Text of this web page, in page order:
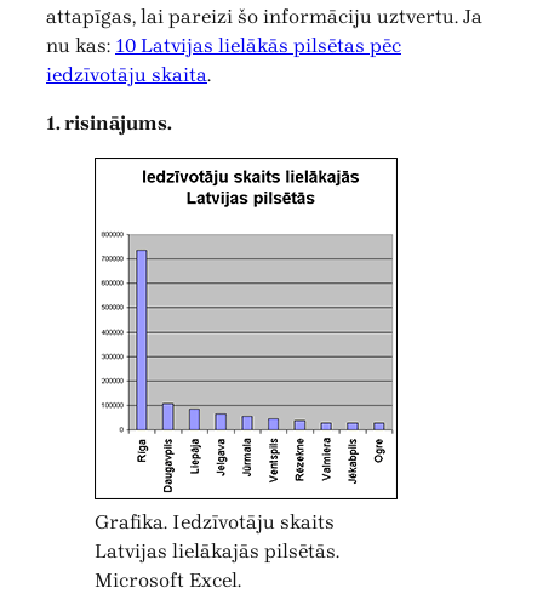
attapīgas, lai pareizi šo informāciju uztvertu. Ja
nu kas: 10 Latvijas lielākās pilsētas pēc
iedzīvotāju skaita.
1. risinājums.
Grafika. Iedzīvotāju skaits
Latvijas lielākajās pilsētās.
Microsoft Excel.